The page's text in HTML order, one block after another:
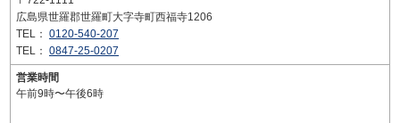
広島県世羅郡世羅町大字寺町西福寺1206
TEL： 0120-540-207
TEL： 0847-25-0207
営業時間
午前9時〜午後6時